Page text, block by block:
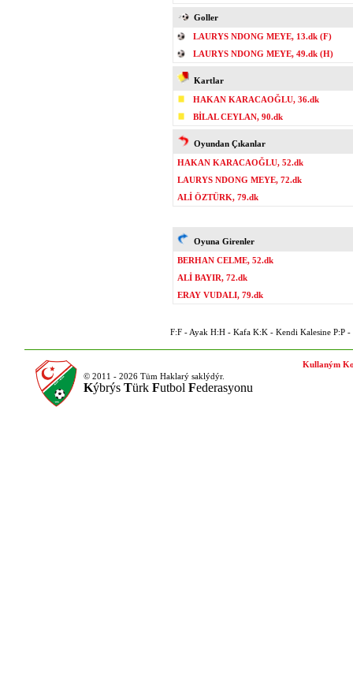
Goller
LAURYS NDONG MEYE, 13.dk (F)
LAURYS NDONG MEYE, 49.dk (H)
Kartlar
HAKAN KARACAOĞLU, 36.dk
BİLAL CEYLAN, 90.dk
Oyundan Çıkanlar
HAKAN KARACAOĞLU, 52.dk
LAURYS NDONG MEYE, 72.dk
ALİ ÖZTÜRK, 79.dk
Oyuna Girenler
BERHAN CELME, 52.dk
ALİ BAYIR, 72.dk
ERAY VUDALI, 79.dk
F:F - Ayak H:H - Kafa K:K - Kendi Kalesine P:P -
© 2011 - 2026 Tüm Haklarý saklýdýr.
Kýbrýs Türk Futbol Federasyonu
Kullaným